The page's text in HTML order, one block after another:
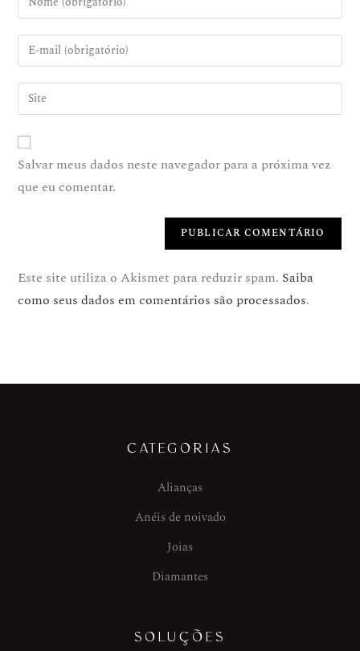
Salvar meus dados neste navegador para a próxima vez
que eu comentar.
Este site utiliza o Akismet para reduzir spam. Saiba
como seus dados em comentários são processados.
CATEGORIAS
Alianças
Anéis de noivado
Joias
Diamantes
SOLUÇÕES